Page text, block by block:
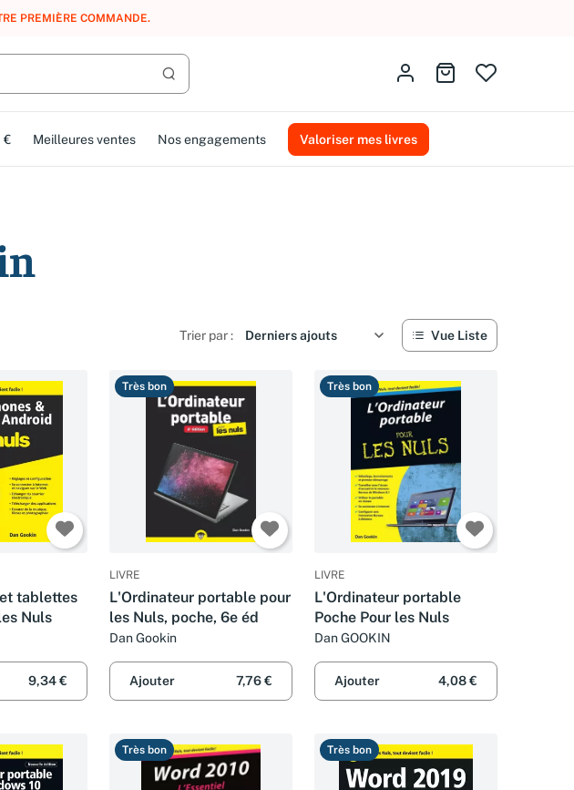
GRATUITEMENT LE CLUB AMMAREAL.
Lancer la recherche
Identifiez-vousAller au panier
€ Meilleures ventes Nos engagements Valoriser mes livres
Trier par : Vue Liste
tablettes
Nuls
9,34 €
Très bon
LIVRE
L'Ordinateur portable pour
les Nuls, poche, 6e éd
Dan Gookin
Ajouter 7,76 €
Très bon
LIVRE
L'Ordinateur portable
Poche Pour les Nuls
Dan GOOKIN
Ajouter 4,08 €
Très bon Très bon